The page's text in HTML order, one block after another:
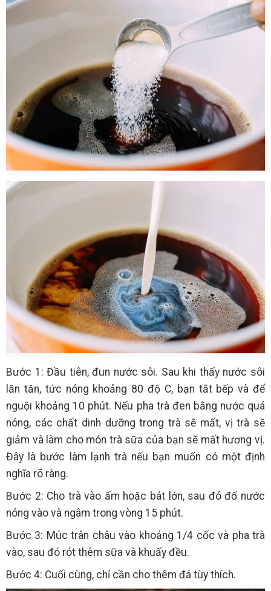
Bước 1: Đầu tiên, đun nước sôi. Sau khi thấy nước sôi
lăn tăn, tức nóng khoảng 80 độ C, bạn tắt bếp và để
nguội khoảng 10 phút. Nếu pha trà đen bằng nước quá
nóng, các chất dinh dưỡng trong trà sẽ mất, vị trà sẽ
giảm và làm cho món trà sữa của bạn sẽ mất hương vị.
Đây là bước làm lạnh trà nếu bạn muốn có một định
nghĩa rõ ràng.
Bước 2: Cho trà vào ấm hoặc bát lớn, sau đó đổ nước
nóng vào và ngâm trong vòng 15 phút.
Bước 3: Múc trân châu vào khoảng 1/4 cốc và pha trà
vào, sau đó rót thêm sữa và khuấy đều.
Bước 4: Cuối cùng, chỉ cần cho thêm đá tùy thích.